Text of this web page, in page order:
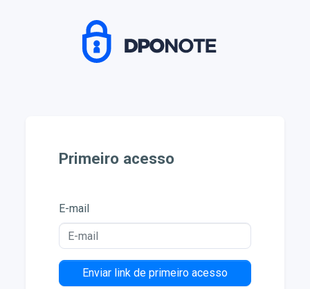
Primeiro acesso
E-mail
Enviar link de primeiro acesso